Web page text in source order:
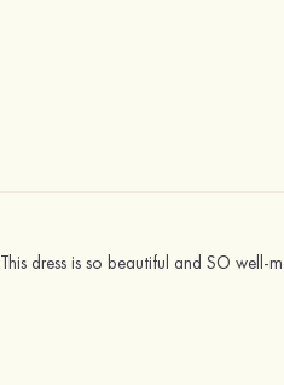
This dress is so beautiful and SO